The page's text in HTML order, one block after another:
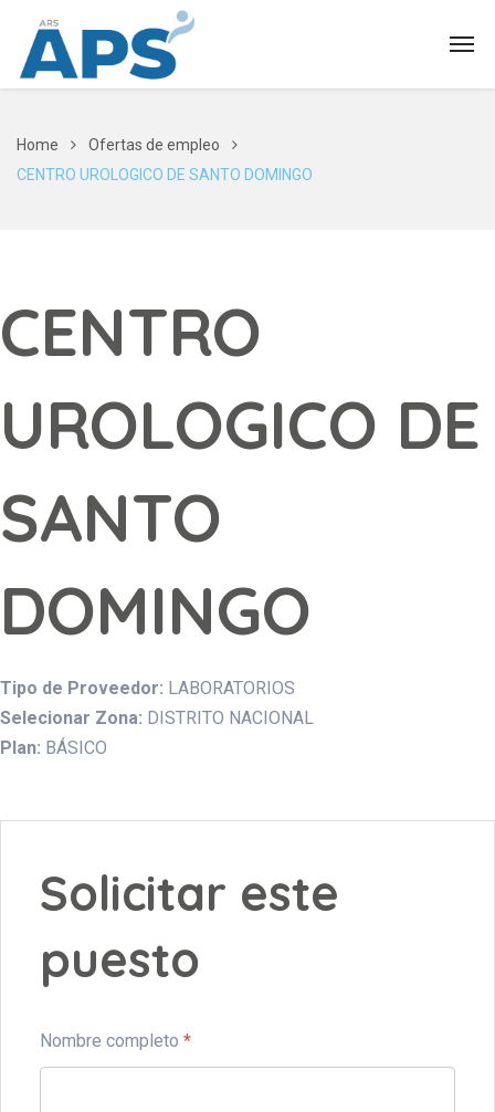
Home
Ofertas de empleo
CENTRO UROLOGICO DE SANTO DOMINGO
CENTRO
UROLOGICO DE
SANTO
DOMINGO
Tipo de Proveedor: LABORATORIOS
Selecionar Zona: DISTRITO NACIONAL
Plan: BÁSICO
Solicitar este
puesto
Nombre completo *